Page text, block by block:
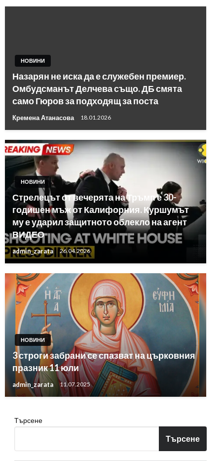
НОВИНИ
Назарян не иска да е служебен премиер.
Омбудсманът Делчева също. ДБ смята
само Гюров за подходящ за поста
Кремена Атанасова 18.01.2026
НОВИНИ
Стрелецът от вечерята на Тръмп е 30-
годишен мъж от Калифорния. Куршумът
му е ударил защитното облекло на агент
ВИДЕО
admin_zarata 26.04.2026
НОВИНИ
3 строги забрани се спазват на църковния
празник 11 юли
admin_zarata 11.07.2025
Търсене
Търсене